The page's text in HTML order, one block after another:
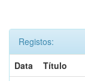
Registos:
Data
Título